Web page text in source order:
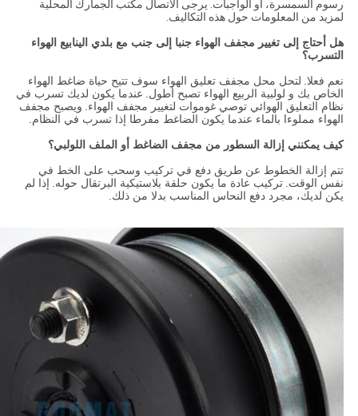
رسوم السمسرة، أو الواجبات. يرجى الاتصال مكتب الجمارك المحلية
لمزيد من المعلومات حول هذه التكاليف.
هل أحتاج إلى تغيير مجفف الهواء جنبا إلى جنب مع بلدي الينابيع الهواء
التسرب؟
نعم فعلا. لتحل محل مجفف تعليق الهواء سوف تتيح حياة ضاغط الهواء
الخاص بك و لولبية الربيع الهواء تصبح أطول. عندما يكون لديك تسرب في
نظام التعليق الهوائي توصي غوموات لتغيير مجفف الهواء. ويصبح مجفف
الهواء مملوءا بالماء عندما يكون الضاغط مفرطا إذا تسرب في النظام.
كيف يمكنني إزالة السطور من مجفف الضاغط أو الملف اللولبي؟
تتم إزالة الخطوط عن طريق دفع في تركيب وسحب على الخط في
نفس الوقت. تركيب عادة ما يكون حلقة بلاستيكية البرتقال حوله. إذا لم
يكن لديك، مجرد دفع النحاس المناسب بدلا من ذلك.